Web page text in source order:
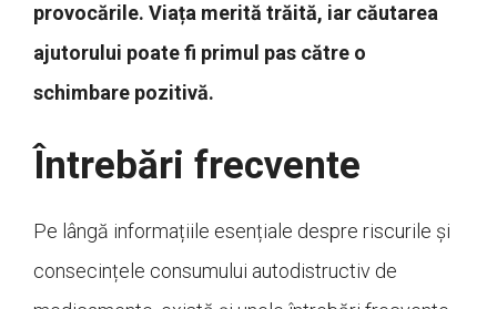
provocările. Viața merită trăită, iar căutarea
ajutorului poate fi primul pas către o
schimbare pozitivă.
Întrebări frecvente
Pe lângă informațiile esențiale despre riscurile și
consecințele consumului autodistructiv de